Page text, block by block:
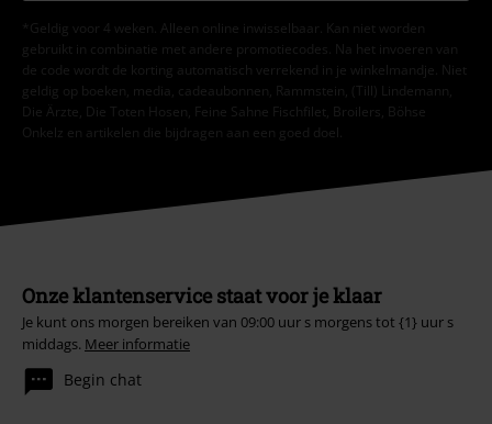
*Geldig voor 4 weken. Alleen online inwisselbaar. Kan niet worden
gebruikt in combinatie met andere promotiecodes. Na het invoeren van
de code wordt de korting automatisch verrekend in je winkelmandje. Niet
geldig op boeken, media, cadeaubonnen, Rammstein, (Till) Lindemann,
Die Ärzte, Die Toten Hosen, Feine Sahne Fischfilet, Broilers, Böhse
Onkelz en artikelen die bijdragen aan een goed doel.
Onze klantenservice staat voor je klaar
Je kunt ons morgen bereiken van 09:00 uur s morgens tot {1} uur s
middags. Meer informatie
Begin chat